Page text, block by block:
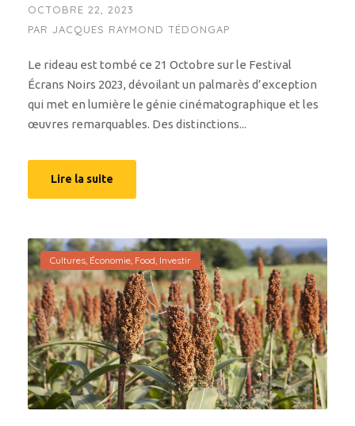
OCTOBRE 22, 2023
PAR JACQUES RAYMOND TÉDONGAP
Le rideau est tombé ce 21 Octobre sur le Festival
Écrans Noirs 2023, dévoilant un palmarès d’exception
qui met en lumière le génie cinématographique et les
œuvres remarquables. Des distinctions...
Lire la suite
Cultures, Économie, Food, Investir